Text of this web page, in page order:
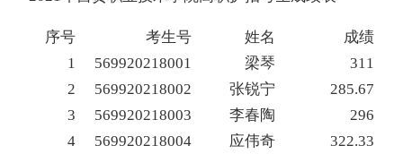
序号 考生号 姓名
成绩
1
569920218001 梁琴
311
2
569920218002 张锐宁
285.67
3
569920218003 李春陶
296
4
569920218004 应伟奇
322.33